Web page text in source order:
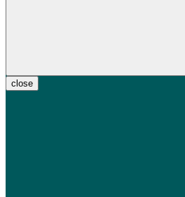
close